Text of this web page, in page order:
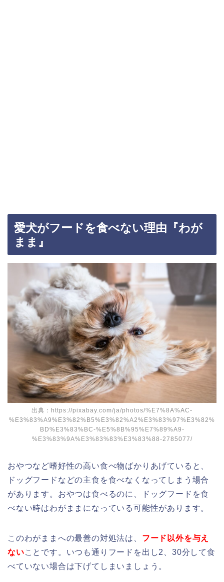
愛犬がフードを食べない理由『わが
まま』
出典：https://pixabay.com/ja/photos/%E7%8A%AC-
%E3%83%A9%E3%82%B5%E3%82%A2%E3%83%97%E3%82%
BD%E3%83%BC-%E5%8B%95%E7%89%A9-
%E3%83%9A%E3%83%83%E3%83%88-2785077/
おやつなど嗜好性の高い食べ物ばかりあげていると、
ドッグフードなどの主食を食べなくなってしまう場合
があります。おやつは食べるのに、ドッグフードを食
べない時はわがままになっている可能性があります。
このわがままへの最善の対処法は、 フード以外を与え
ないことです。いつも通りフードを出し2、30分して食
べていない場合は下げてしまいましょう。